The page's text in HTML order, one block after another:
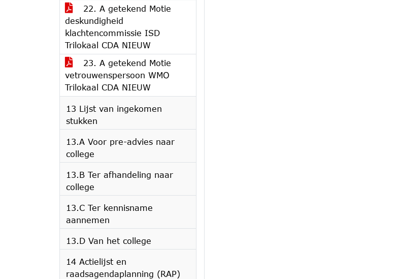
22. A getekend Motie
deskundigheid
klachtencommissie ISD
Trilokaal CDA NIEUW
23. A getekend Motie
vetrouwenspersoon WMO
Trilokaal CDA NIEUW
13 Lijst van ingekomen
stukken
13.A Voor pre-advies naar
college
13.B Ter afhandeling naar
college
13.C Ter kennisname
aannemen
13.D Van het college
14 Actielijst en
raadsagendaplanning (RAP)